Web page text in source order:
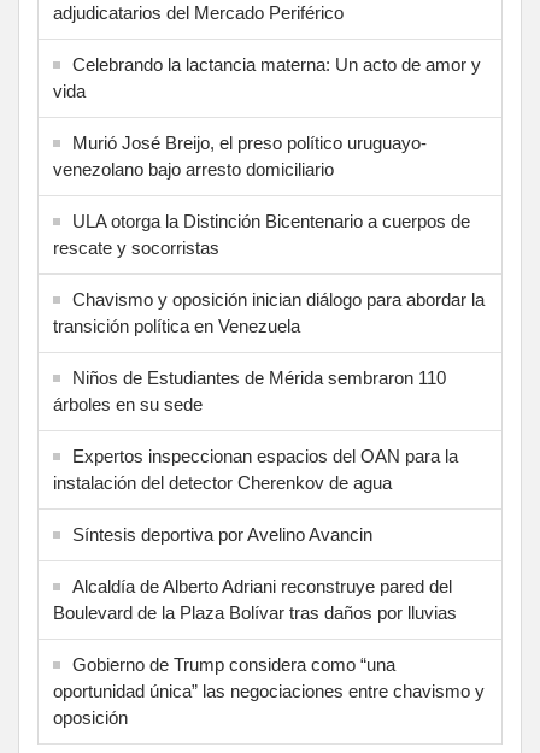
adjudicatarios del Mercado Periférico
Celebrando la lactancia materna: Un acto de amor y
vida
Murió José Breijo, el preso político uruguayo-
venezolano bajo arresto domiciliario
ULA otorga la Distinción Bicentenario a cuerpos de
rescate y socorristas
Chavismo y oposición inician diálogo para abordar la
transición política en Venezuela
Niños de Estudiantes de Mérida sembraron 110
árboles en su sede
Expertos inspeccionan espacios del OAN para la
instalación del detector Cherenkov de agua
Síntesis deportiva por Avelino Avancin
Alcaldía de Alberto Adriani reconstruye pared del
Boulevard de la Plaza Bolívar tras daños por lluvias
Gobierno de Trump considera como “una
oportunidad única” las negociaciones entre chavismo y
oposición